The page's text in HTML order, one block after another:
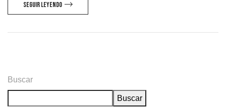
Buscar
Buscar
Seguir Leyendo